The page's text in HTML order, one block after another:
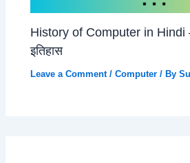
History of Computer in Hindi
इतिहास
Leave a Comment /Computer / By